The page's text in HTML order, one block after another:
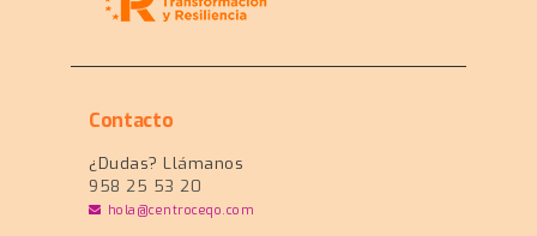
Contacto
¿Dudas? Llámanos
958 25 53 20
hola@centroceqo.com